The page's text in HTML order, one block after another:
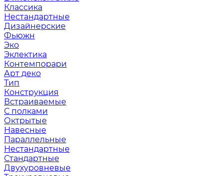
Классика
Нестандартные
Дизайнерские
Фьюжн
Эко
Эклектика
Контемпорари
Арт деко
Тип
Конструкция
Встраиваемые
С полками
Октрытые
Навесные
Параллельные
Нестандартные
Стандартные
Двухуровневые